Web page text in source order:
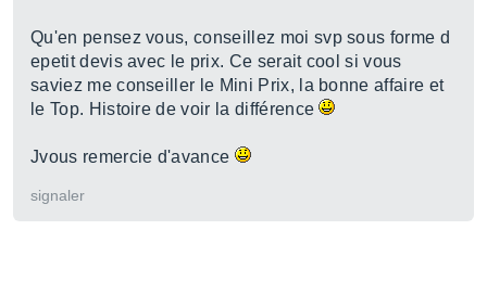
Qu'en pensez vous, conseillez moi svp sous forme d
epetit devis avec le prix. Ce serait cool si vous
saviez me conseiller le Mini Prix, la bonne affaire et
le Top. Histoire de voir la différence
Jvous remercie d'avance
signaler